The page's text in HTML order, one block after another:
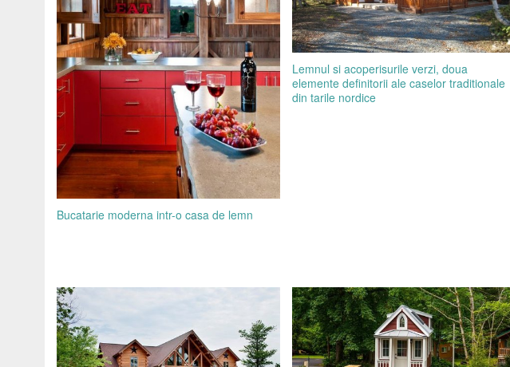
Bucatarie moderna intr-o casa de lemn
Lemnul si acoperisurile verzi, doua
elemente definitorii ale caselor traditionale
din tarile nordice